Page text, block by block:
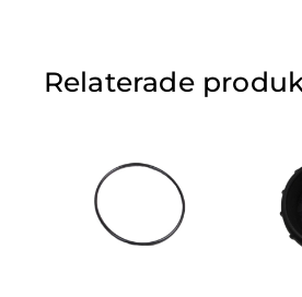
Relaterade